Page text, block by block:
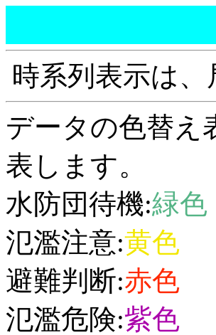
時系列表示は
データの色替え
表します。
水防団待機:緑色
氾濫注意:黄色
避難判断:赤色
氾濫危険:紫色